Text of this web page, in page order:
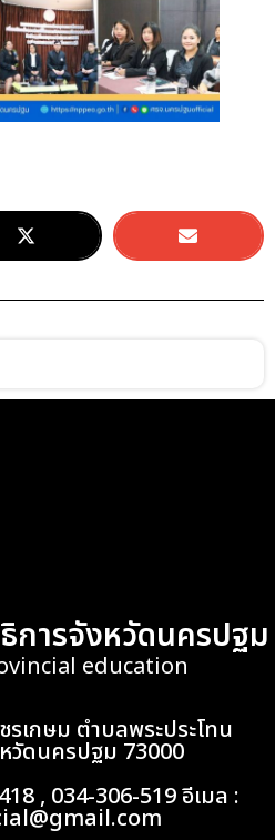
การจังหวัดนครปฐม
education
เกษม ตำบลพระประโทน
หวัดนครปฐม 73000
, 034-306-519 อีเมล :